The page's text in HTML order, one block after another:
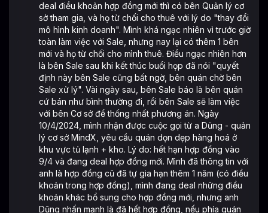
deal điều khoản hợp đồng mới thì có bên Quản lý cơ
sở tham gia, và họ từ chối cho thuê với lý do "thay đổi
mô hình kinh doanh". Mình khá ngạc nhiên vì trước giờ
toàn làm việc với Sale, nhưng nay lại có thêm 1 bên
mới và họ từ chối cho mình thuê. Điều ngạc nhiên hơn
là bên Sale sau khi kết thúc buổi họp đã nói "quyết
định này bên Sale cũng bất ngờ, bên quán chờ bên
Sale xử lý". Vài ngày sau, bên Sale báo là bên quán
cứ bán như bình thường đi, rồi bên Sale sẽ làm việc
với bên Cơ sở để thống nhất phương án. Ngày
10/4/2024, mình nhận được cuộc gọi từ a Dũng - quản
lý cơ sở MindX, yêu cầu quán dọn dẹp hàng hoá ở
khu vực tủ lạnh + kho. Lý do: hết hạn hợp đồng vào
9/4 và đang deal hợp đồng mới. Mình đã thông tin với
anh là hợp đồng cũ đã tự gia hạn thêm 1 năm (có điều
khoản trong hợp đồng), mình đang deal những điều
khoản khác bổ sung cho hợp đồng mới, nhưng anh
Dũng nhấn mạnh là đã hết hợp đồng, nếu phía quán